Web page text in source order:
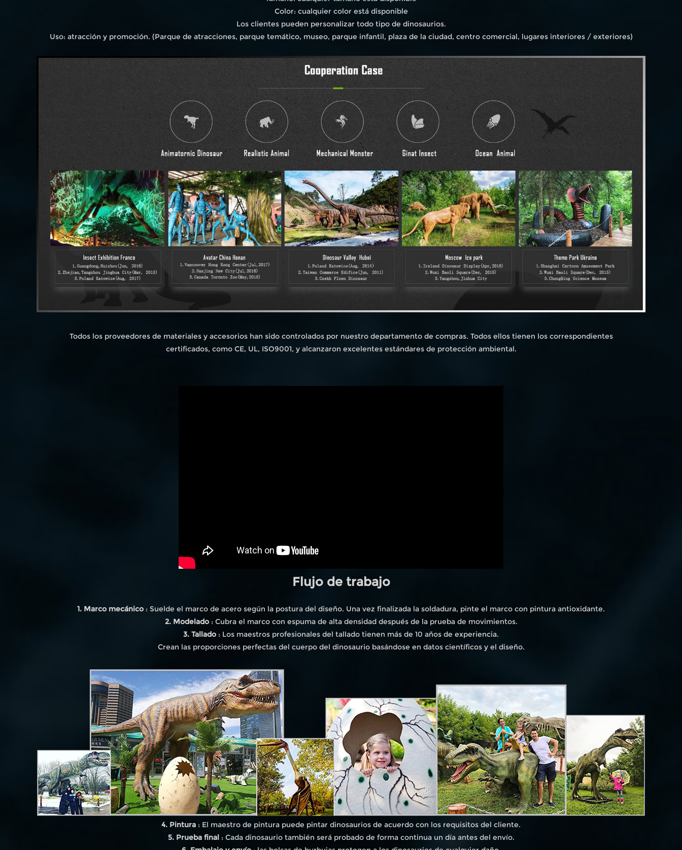
Color: cualquier color está disponible
Los clientes pueden personalizar todo tipo de dinosaurios.
Uso: atracción y promoción. (Parque de atracciones, parque temático, museo, parque infantil, plaza de la ciudad, centro comercial, lugares interiores / exteriores)
Todos los proveedores de materiales y accesorios han sido controlados por nuestro departamento de compras. Todos ellos tienen los correspondientes
certificados, como CE, UL, ISO9001, y alcanzaron excelentes estándares de protección ambiental.
Flujo de trabajo
1. Marco mecánico : Suelde el marco de acero según la postura del diseño. Una vez finalizada la soldadura, pinte el marco con pintura antioxidante.
2. Modelado: Cubra el marco con espuma de alta densidad después de la prueba de movimientos.
3. Tallado : Los maestros profesionales del tallado tienen más de 10 años de experiencia.
Crean las proporciones perfectas del cuerpo del dinosaurio basándose en datos científicos y el diseño.
4. Pintura : El maestro de pintura puede pintar dinosaurios de acuerdo con los requisitos del cliente.
5. Prueba final: Cada dinosaurio también será probado de forma continua un día antes del envío.